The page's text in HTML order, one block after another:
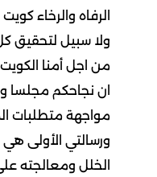
الرفاه والرخاء
ولا سبيل لتحقيق
من اجل أمنا
ان نجاحكم مجلسا
مواجهة متطلبات
ورسالتي الأولى
الخلل ومعالجته